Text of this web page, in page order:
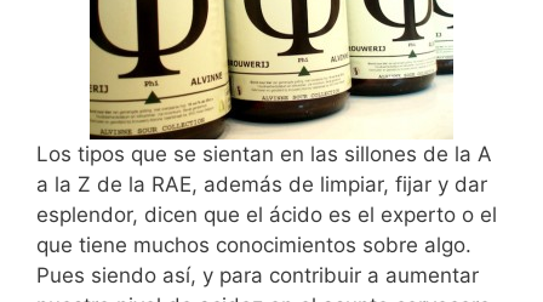
Los tipos que se sientan en las sillones de la A
a la Z de la RAE, además de limpiar, fijar y dar
esplendor, dicen que el ácido es el experto o el
que tiene muchos conocimientos sobre algo.
Pues siendo así, y para contribuir a aumentar